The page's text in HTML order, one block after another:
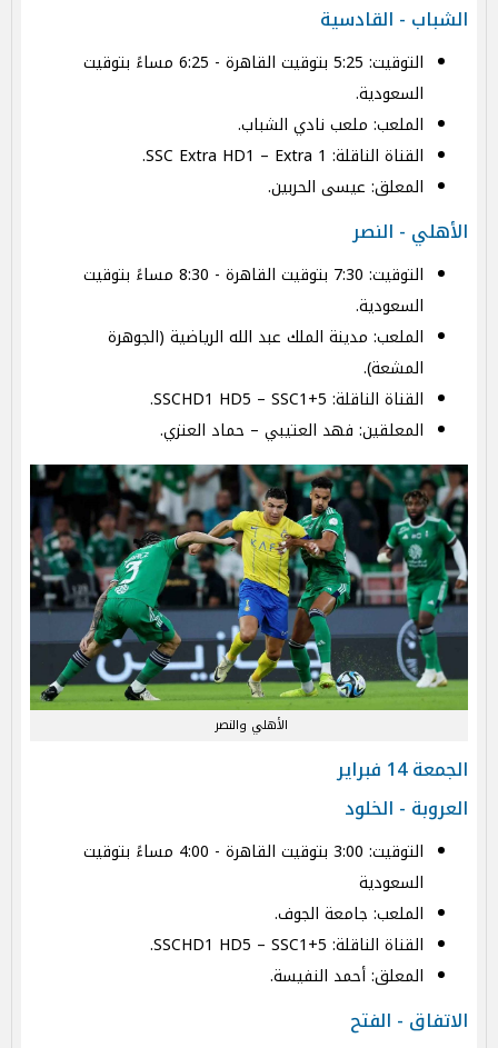
الشباب - القادسية
التوقيت: 5:25 بتوقيت القاهرة - 6:25 مساءً بتوقيت
السعودية.
الملعب: ملعب نادي الشباب.
القناة الناقلة: SSC Extra HD1 – Extra 1.
المعلق: عيسى الحربين.
الأهلي - النصر
التوقيت: 7:30 بتوقيت القاهرة - 8:30 مساءً بتوقيت
السعودية.
الملعب: مدينة الملك عبد الله الرياضية (الجوهرة
المشعة).
القناة الناقلة: SSCHD1 HD5 – SSC1+5.
المعلقين: فهد العتيبي – حماد العنزي.
الأهلي والنصر
الجمعة 14 فبراير
العروبة - الخلود
التوقيت: 3:00 بتوقيت القاهرة - 4:00 مساءً بتوقيت
السعودية
الملعب: جامعة الجوف.
القناة الناقلة: SSCHD1 HD5 – SSC1+5.
المعلق: أحمد النفيسة.
الاتفاق - الفتح